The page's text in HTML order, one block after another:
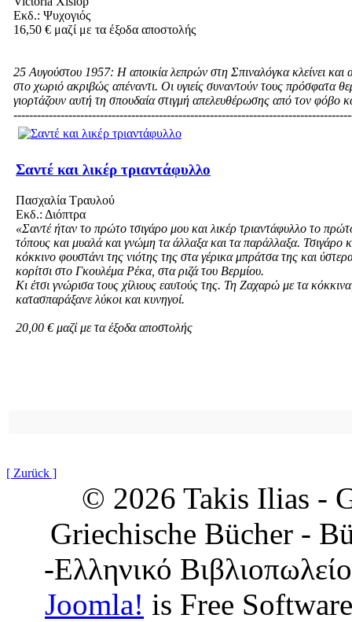
Εκδ.: Ψυχογιός
16,50 € μαζί με τα έξοδα αποστολής
25 Αυγούστου 1957: Η αποικία λεπρών στη Σπιναλόγκα κλείνει και
στο χωριό ακριβώς απέναντι. Οι υγιείς συναντούν τους πρόσφατα
γιορτάζουν αυτή τη σπουδαία στιγμή απελευθέρωσης από τον φόβο
Σαντέ και λικέρ τριαντάφυλλο
Πασχαλία Τραυλού
Εκδ.: Διόπτρα
«Σαντέ ήταν το πρώτο τσιγάρο μου και λικέρ τριαντάφυλλο το
τόπους και μυαλά και γνώμη τα άλλαξα και τα παράλλαξα. Τσιγάρο
κόκκινο φουστάνι της νιότης της στα γέρικα μπράτσα της και
κορίτσι στο Γκουλέμα Ρέκα, στα ριζά του Βερμίου.
Κι έτσι γνώρισα τους χίλιους εαυτούς της. Τη Ζαχαρώ με τα
κατασπαράξανε λύκοι και κυνηγοί.
20,00 € μαζί με τα έξοδα αποστολής
[ Zurück ]
© 2026 Takis Ilias -
Griechische Bücher -
-Ελληνικό
Joomla! is Free